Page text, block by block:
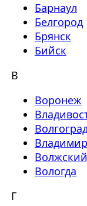
Барнаул
Белгород
Брянск
Бийск
В
Воронеж
Владимир
Волжский
Вологда
Г